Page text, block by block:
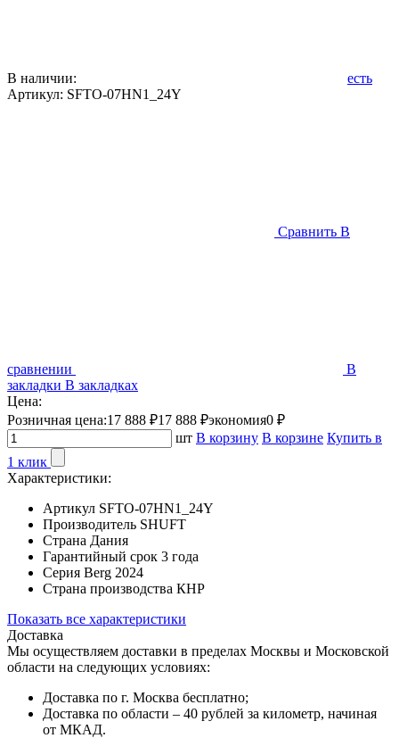
В наличии:
есть
Артикул: SFTO-07HN1_24Y
Сравнить В
сравнении
В
закладки В закладках
Цена:
Розничная цена:17 888 ₽17 888 ₽экономия0 ₽
шт В корзину В корзине Купить в
1 клик
Характеристики:
Артикул SFTO-07HN1_24Y
Производитель SHUFT
Страна Дания
Гарантийный срок 3 года
Серия Berg 2024
Страна производства КНР
Показать все характеристики
Доставка
Мы осуществляем доставки в пределах Москвы и Московской
области на следующих условиях:
Доставка по г. Москва бесплатно;
Доставка по области – 40 рублей за километр, начиная
от МКАД.